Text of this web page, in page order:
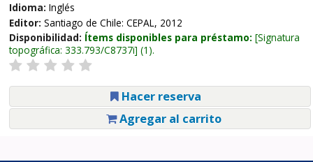
Idioma: Inglés
Editor: Santiago de Chile: CEPAL, 2012
Disponibilidad: Ítems disponibles para préstamo: Signatura
topográfica: 333.793/C8737i (1).
Hacer reserva
Agregar al carrito